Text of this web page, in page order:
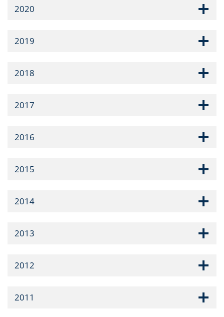
2020
2019
2018
2017
2016
2015
2014
2013
2012
2011